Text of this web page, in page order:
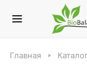
Главная